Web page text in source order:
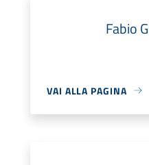
Fabio
VAI ALLA PAGINA